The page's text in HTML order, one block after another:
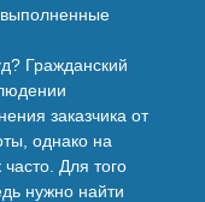
выполненные
Гражданский
заказчика от
однако на
Для того
нужно найти